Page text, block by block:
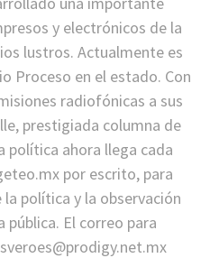
y electrónicos de la
lustros. Actualmente es
Proceso en el estado. Con
radiofónicas a sus
prestigiada columna de
política ahora llega cada
por escrito, para
política y la observación
pública. El correo para